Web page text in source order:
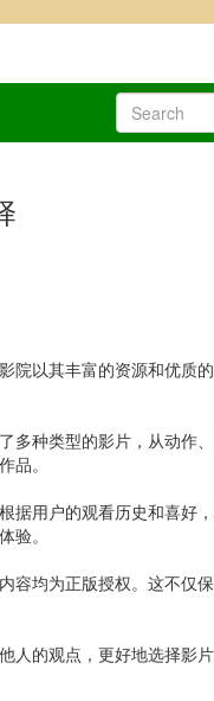
院以其丰富的资源和优质
多种类型的影片，从动作
品。
据用户的观看历史和喜好
验。
容均为正版授权。这不仅
人的观点，更好地选择影